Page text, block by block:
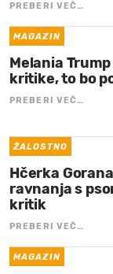
PREBERI VEČ…
MAGAZIN
Melania
kritike, to bo
PREBERI VEČ…
ŽALOSTNO
Hčerka
ravnanja s
kritik
PREBERI VEČ…
MAGAZIN